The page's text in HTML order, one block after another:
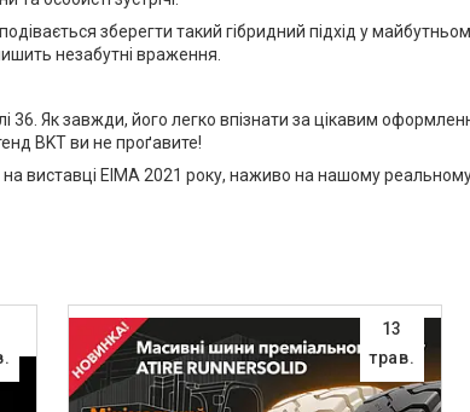
зберегти такий гібридний підхід у
незабутні враження.
36. Як завжди, його легко впізнати за цікавим
BKT ви не проґавите!
на виставці EIMA 2021 року, наживо на нашому
13
трав.